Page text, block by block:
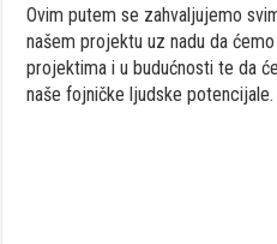
Ovim putem se zahvaljujemo
našem projektu uz nadu da
projektima i u budućnosti te da
naše fojničke ljudske potencijale.